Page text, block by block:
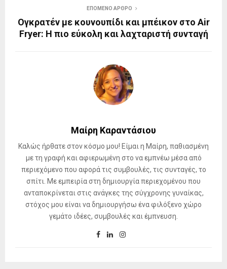
ΕΠΌΜΕΝΟ ΆΡΘΡΟ
Ογκρατέν με κουνουπίδι και μπέικον στο Air
Fryer: Η πιο εύκολη και λαχταριστή συνταγή
Μαίρη Καραντάσιου
Καλώς ήρθατε στον κόσμο μου! Είμαι η Μαίρη, παθιασμένη
με τη γραφή και αφιερωμένη στο να εμπνέω μέσα από
περιεχόμενο που αφορά τις συμβουλές, τις συνταγές, το
σπίτι. Με εμπειρία στη δημιουργία περιεχομένου που
ανταποκρίνεται στις ανάγκες της σύγχρονης γυναίκας,
στόχος μου είναι να δημιουργήσω ένα φιλόξενο χώρο
γεμάτο ιδέες, συμβουλές και έμπνευση.